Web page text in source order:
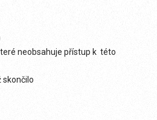
neobsahuje přístup k této
skončilo